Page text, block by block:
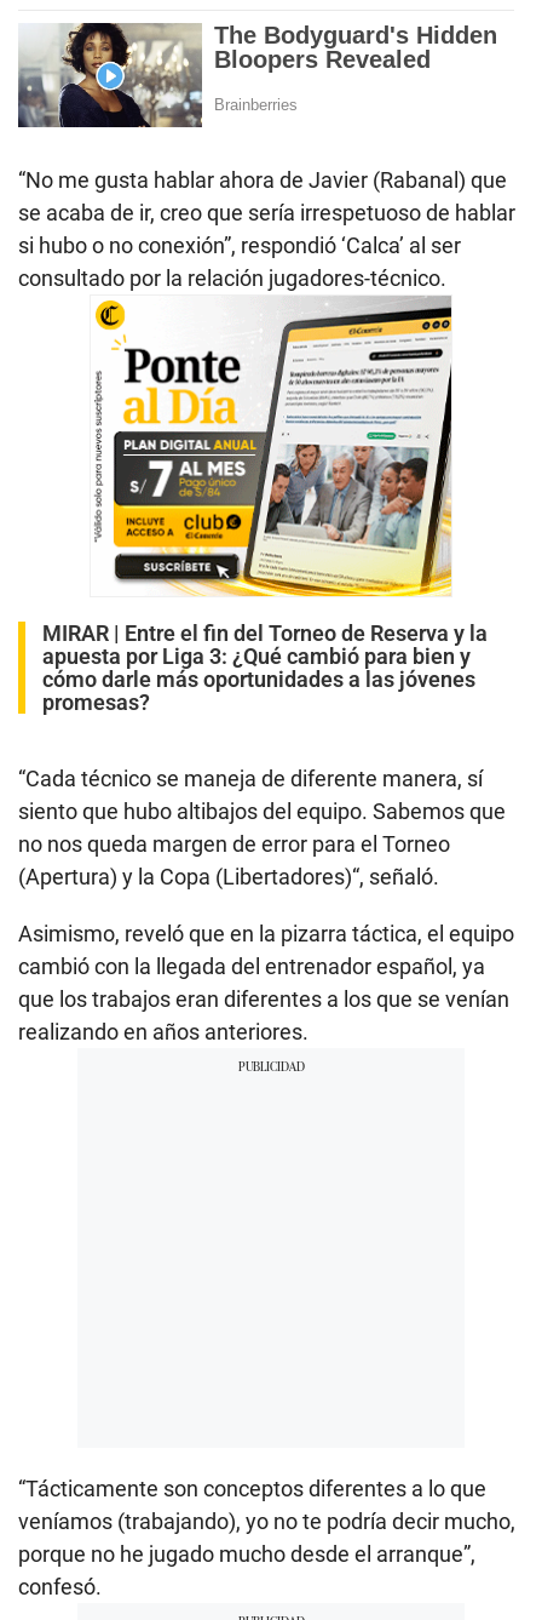
“No me gusta hablar ahora de Javier (Rabanal) que
se acaba de ir, creo que sería irrespetuoso de hablar
si hubo o no conexión”, respondió ‘Calca’ al ser
consultado por la relación jugadores-técnico.
MIRAR | Entre el fin del Torneo de Reserva y la
apuesta por Liga 3: ¿Qué cambió para bien y
cómo darle más oportunidades a las jóvenes
promesas?
“Cada técnico se maneja de diferente manera, sí
siento que hubo altibajos del equipo. Sabemos que
no nos queda margen de error para el Torneo
(Apertura) y la Copa (Libertadores)“, señaló.
Asimismo, reveló que en la pizarra táctica, el equipo
cambió con la llegada del entrenador español, ya
que los trabajos eran diferentes a los que se venían
realizando en años anteriores.
“Tácticamente son conceptos diferentes a lo que
veníamos (trabajando), yo no te podría decir mucho,
porque no he jugado mucho desde el arranque”,
confesó.